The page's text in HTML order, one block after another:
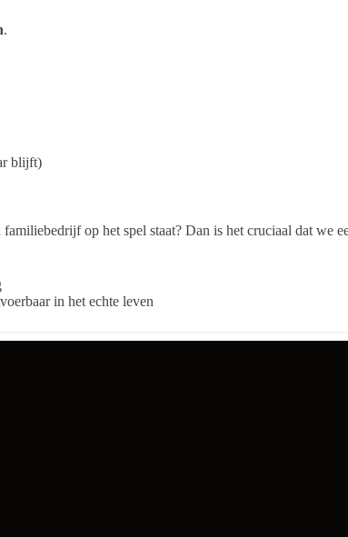
.
blijft)
op het spel staat? Dan is het cruciaal dat we
in het echte leven